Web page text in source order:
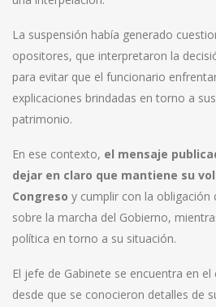
La suspensión había generado
opositores, que interpretaron la
para evitar que el funcionario
explicaciones brindadas en torno a
patrimonio.
En ese contexto, el mensaje
dejar en claro que mantiene su
Congreso y cumplir con la
sobre la marcha del Gobierno,
política en torno a su situación.
El jefe de Gabinete se encuentra en
desde que se conocieron detalles de